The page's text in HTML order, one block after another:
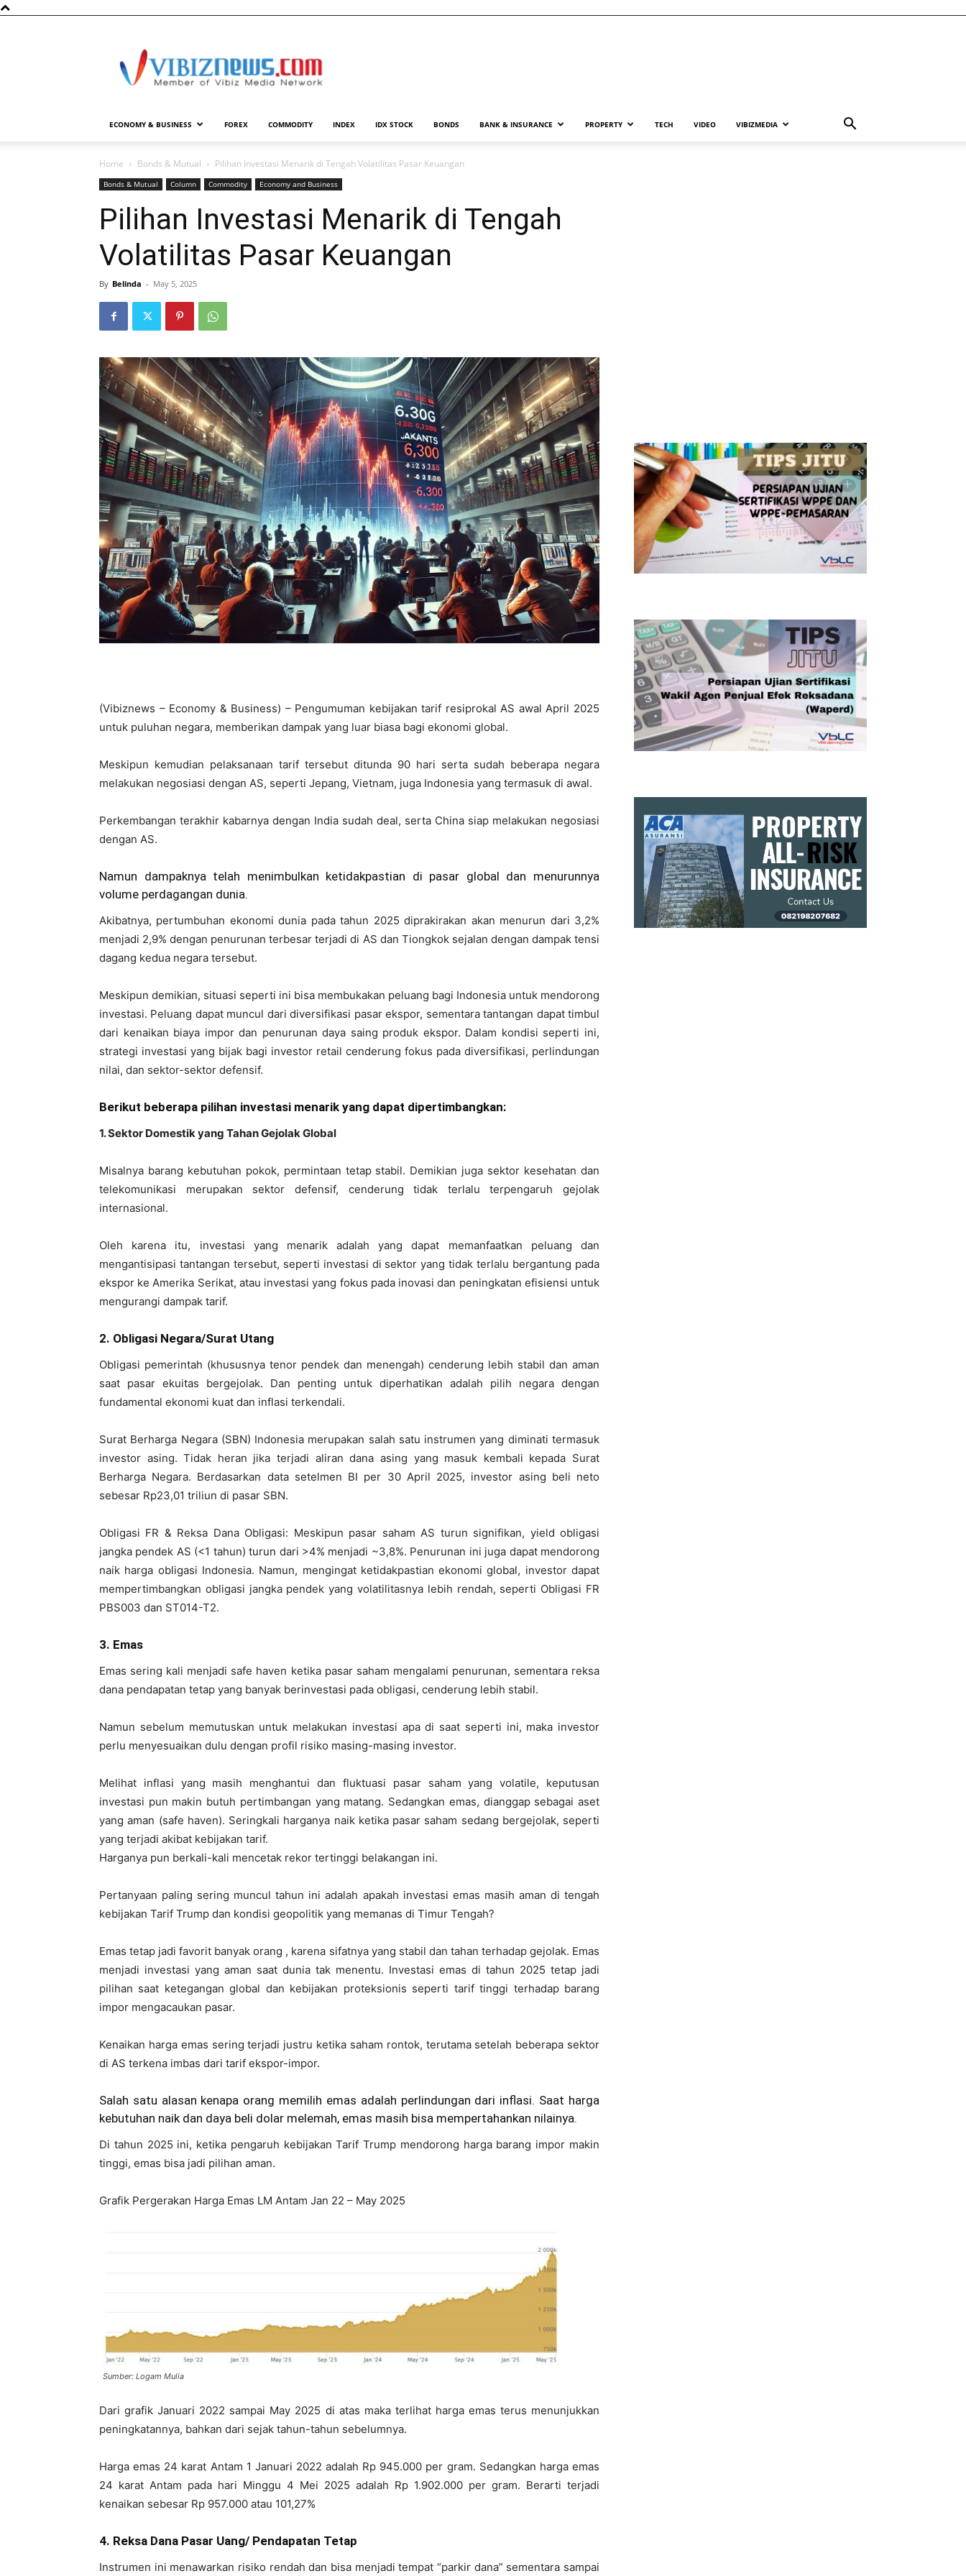
ECONOMY & BUSINESS FOREX COMMODITY INDEX IDX STOCK BONDS BANK & INSURANCE PROPERTY TECH VIDEO VIBIZMEDIA
Home Bonds & Mutual Pilihan Investasi Menarik di Tengah Volatilitas Pasar Keuangan
Bonds & Mutual Column Commodity Economy and Business
Pilihan Investasi Menarik di Tengah
Volatilitas Pasar Keuangan
By Belinda - May 5, 2025
(Vibiznews – Economy & Business) – Pengumuman kebijakan tarif resiprokal AS awal April 2025
untuk puluhan negara, memberikan dampak yang luar biasa bagi ekonomi global.
Meskipun kemudian pelaksanaan tarif tersebut ditunda 90 hari serta sudah beberapa negara
melakukan negosiasi dengan AS, seperti Jepang, Vietnam, juga Indonesia yang termasuk di awal.
Perkembangan terakhir kabarnya dengan India sudah deal, serta China siap melakukan negosiasi
dengan AS.
Namun dampaknya telah menimbulkan ketidakpastian di pasar global dan menurunnya
volume perdagangan dunia.
Akibatnya, pertumbuhan ekonomi dunia pada tahun 2025 diprakirakan akan menurun dari 3,2%
menjadi 2,9% dengan penurunan terbesar terjadi di AS dan Tiongkok sejalan dengan dampak tensi
dagang kedua negara tersebut.
Meskipun demikian, situasi seperti ini bisa membukakan peluang bagi Indonesia untuk mendorong
investasi. Peluang dapat muncul dari diversifikasi pasar ekspor, sementara tantangan dapat timbul
dari kenaikan biaya impor dan penurunan daya saing produk ekspor. Dalam kondisi seperti ini,
strategi investasi yang bijak bagi investor retail cenderung fokus pada diversifikasi, perlindungan
nilai, dan sektor-sektor defensif.
Berikut beberapa pilihan investasi menarik yang dapat dipertimbangkan:
1. Sektor Domestik yang Tahan Gejolak Global
Misalnya barang kebutuhan pokok, permintaan tetap stabil. Demikian juga sektor kesehatan dan
telekomunikasi merupakan sektor defensif, cenderung tidak terlalu terpengaruh gejolak
internasional.
Oleh karena itu, investasi yang menarik adalah yang dapat memanfaatkan peluang dan
mengantisipasi tantangan tersebut, seperti investasi di sektor yang tidak terlalu bergantung pada
ekspor ke Amerika Serikat, atau investasi yang fokus pada inovasi dan peningkatan efisiensi untuk
mengurangi dampak tarif.
2. Obligasi Negara/Surat Utang
Obligasi pemerintah (khususnya tenor pendek dan menengah) cenderung lebih stabil dan aman
saat pasar ekuitas bergejolak. Dan penting untuk diperhatikan adalah pilih negara dengan
fundamental ekonomi kuat dan inflasi terkendali.
Surat Berharga Negara (SBN) Indonesia merupakan salah satu instrumen yang diminati termasuk
investor asing. Tidak heran jika terjadi aliran dana asing yang masuk kembali kepada Surat
Berharga Negara. Berdasarkan data setelmen BI per 30 April 2025, investor asing beli neto
sebesar Rp23,01 triliun di pasar SBN.
Obligasi FR & Reksa Dana Obligasi: Meskipun pasar saham AS turun signifikan, yield obligasi
jangka pendek AS (<1 tahun) turun dari >4% menjadi ~3,8%. Penurunan ini juga dapat mendorong
naik harga obligasi Indonesia. Namun, mengingat ketidakpastian ekonomi global, investor dapat
mempertimbangkan obligasi jangka pendek yang volatilitasnya lebih rendah, seperti Obligasi FR
PBS003 dan ST014-T2.
3. Emas
Emas sering kali menjadi safe haven ketika pasar saham mengalami penurunan, sementara reksa
dana pendapatan tetap yang banyak berinvestasi pada obligasi, cenderung lebih stabil.
Namun sebelum memutuskan untuk melakukan investasi apa di saat seperti ini, maka investor
perlu menyesuaikan dulu dengan profil risiko masing-masing investor.
Melihat inflasi yang masih menghantui dan fluktuasi pasar saham yang volatile, keputusan
investasi pun makin butuh pertimbangan yang matang. Sedangkan emas, dianggap sebagai aset
yang aman (safe haven). Seringkali harganya naik ketika pasar saham sedang bergejolak, seperti
yang terjadi akibat kebijakan tarif.
Harganya pun berkali-kali mencetak rekor tertinggi belakangan ini.
Pertanyaan paling sering muncul tahun ini adalah apakah investasi emas masih aman di tengah
kebijakan Tarif Trump dan kondisi geopolitik yang memanas di Timur Tengah?
Emas tetap jadi favorit banyak orang , karena sifatnya yang stabil dan tahan terhadap gejolak. Emas
menjadi investasi yang aman saat dunia tak menentu. Investasi emas di tahun 2025 tetap jadi
pilihan saat ketegangan global dan kebijakan proteksionis seperti tarif tinggi terhadap barang
impor mengacaukan pasar.
Kenaikan harga emas sering terjadi justru ketika saham rontok, terutama setelah beberapa sektor
di AS terkena imbas dari tarif ekspor-impor.
Salah satu alasan kenapa orang memilih emas adalah perlindungan dari inflasi. Saat harga
kebutuhan naik dan daya beli dolar melemah, emas masih bisa mempertahankan nilainya.
Di tahun 2025 ini, ketika pengaruh kebijakan Tarif Trump mendorong harga barang impor makin
tinggi, emas bisa jadi pilihan aman.
Grafik Pergerakan Harga Emas LM Antam Jan 22 – May 2025
Sumber: Logam Mulia
Dari grafik Januari 2022 sampai May 2025 di atas maka terlihat harga emas terus menunjukkan
peningkatannya, bahkan dari sejak tahun-tahun sebelumnya.
Harga emas 24 karat Antam 1 Januari 2022 adalah Rp 945.000 per gram. Sedangkan harga emas
24 karat Antam pada hari Minggu 4 Mei 2025 adalah Rp 1.902.000 per gram. Berarti terjadi
kenaikan sebesar Rp 957.000 atau 101,27%
4. Reksa Dana Pasar Uang/ Pendapatan Tetap
Instrumen ini menawarkan risiko rendah dan bisa menjadi tempat “parkir dana” sementara sampai